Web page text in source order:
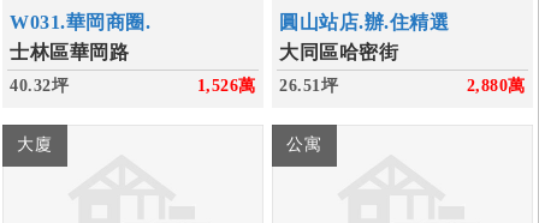
W031.華岡商圈.
士林區華岡路
40.32坪 1,526萬
圓山站店.辦.住精選
大同區哈密街
26.51坪 2,880萬
大廈 公寓